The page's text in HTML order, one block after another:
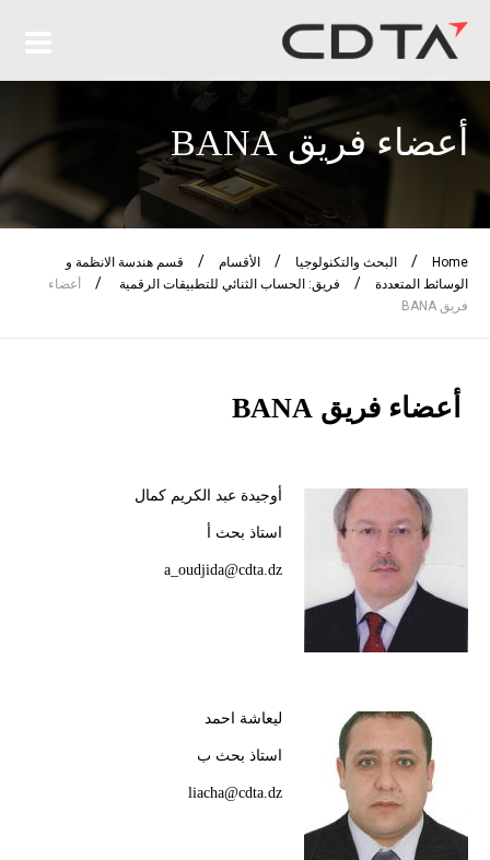
أعضاء فريق BANA
Home
/ البحث والتكنولوجيا / الأقسام /
قسم هندسة الانظمة و
الوسائط المتعددة
/ فريق: الحساب الثنائي للتطبيقات الرقمية /
أعضاء
فريق BANA
أعضاء فريق BANA
أوجيدة عبد الكريم كمال
استاذ بحث أ
a_oudjida@cdta.dz
ليعاشة احمد
استاذ بحث ب
liacha@cdta.dz